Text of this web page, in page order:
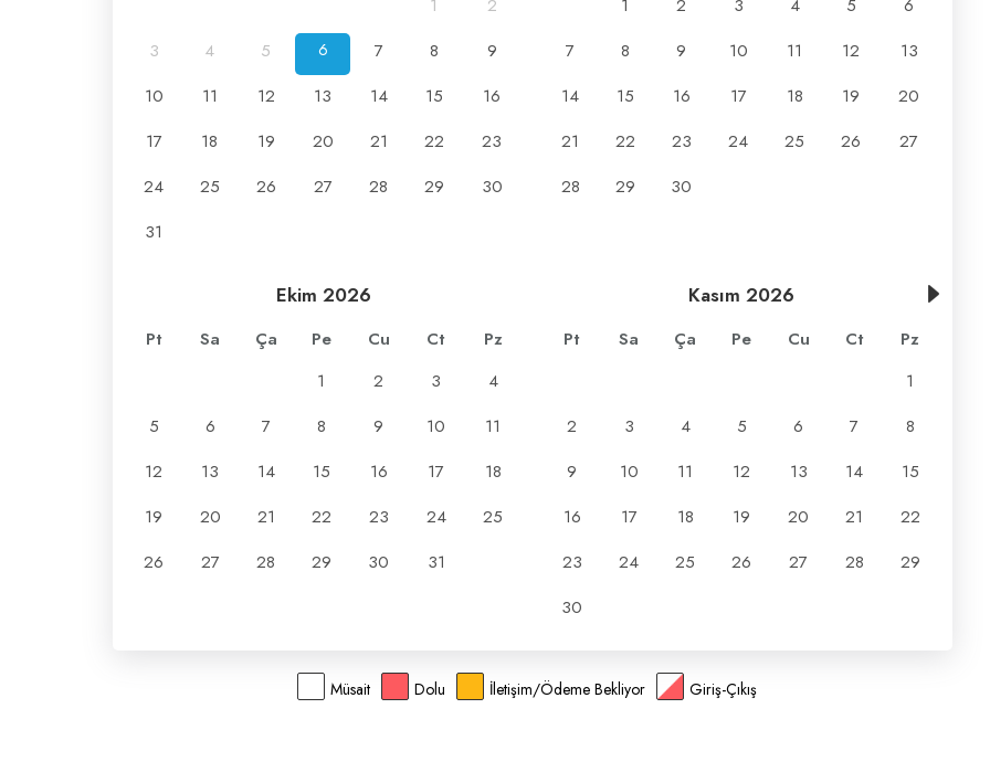
1
2
3
4 5 6 7 8
9
10
11 12 13 14 15
16
17
18 19 20 21 22
23
24
25 26 27 28 29
30
31
1
2 3 4 5
6
7
8 9 10 11 12
13
14
15 16 17 18 19
20
21
22 23 24 25 26
27
28
29 30
Ekim 2026
Pt Sa Ça Pe Cu Ct
Pz
1
2 3
4
5
6 7 8 9 10
11
12
13 14 15 16 17
18
19
20 21 22 23 24
25
26
27 28 29 30 31
Kasım 2026
Pt Sa Ça Pe Cu Ct
Pz
1
2
3 4 5 6 7
8
9
10 11 12 13 14
15
16
17 18 19 20 21
22
23
24 25 26 27 28
29
30
Müsait Dolu İletişim/Ödeme Bekliyor Giriş-Çıkış